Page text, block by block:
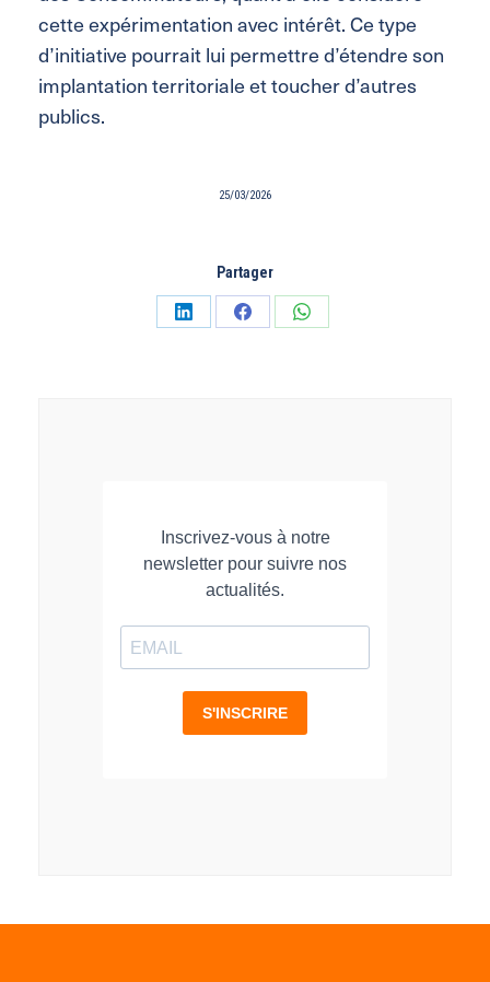
cette expérimentation avec intérêt. Ce type
d’initiative pourrait lui permettre d’étendre son
implantation territoriale et toucher d’autres
publics.
25/03/2026
Partager
PartagerPartagerPartager